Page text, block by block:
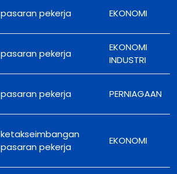
pasaran pekerja EKONOMI
pasaran pekerja
EKONOMI
INDUSTRI
pasaran pekerja PERNIAGAAN
ketakseimbangan
pasaran pekerja
EKONOMI